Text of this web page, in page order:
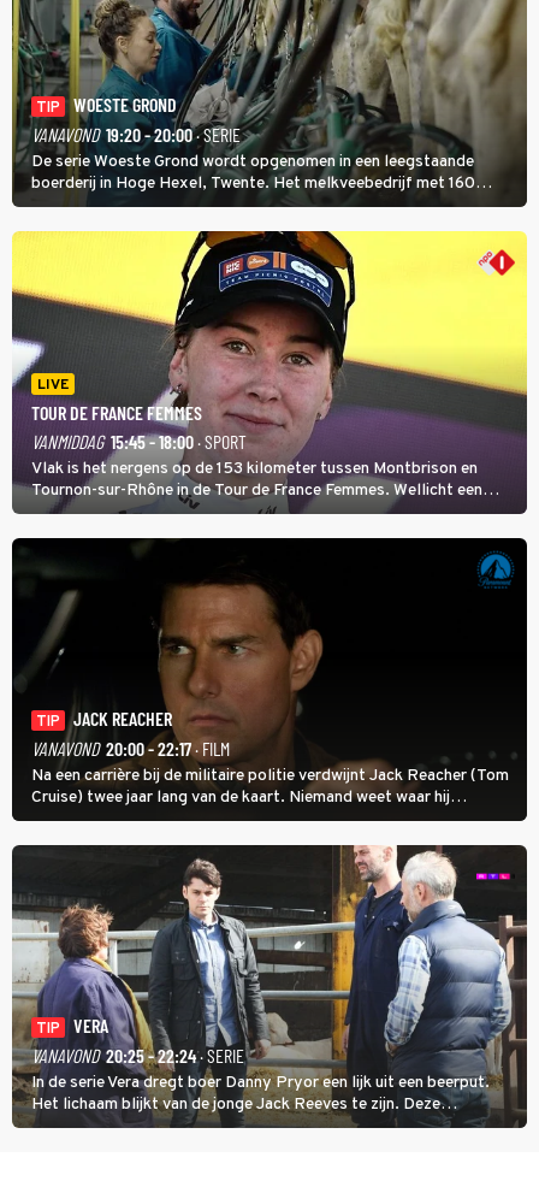
TIP
WOESTE GROND
VANAVOND 19:20 - 20:00· SERIE
De serie Woeste Grond wordt opgenomen in een leegstaande
boerderij in Hoge Hexel, Twente. Het melkveebedrijf met 160
koeien moest sluiten, omdat het dicht bij een Natura 2000-gebied
ligt. In de serie heerst er een gevaarlijke veeziekte.
LIVE
TOUR DE FRANCE FEMMES
VANMIDDAG 15:45 - 18:00· SPORT
Vlak is het nergens op de 153 kilometer tussen Montbrison en
Tournon-sur-Rhône in de Tour de France Femmes. Wellicht een
kans voor Nienke Vinke, die vorig jaar de witte trui won.
TIP
JACK REACHER
VANAVOND 20:00 - 22:17· FILM
Na een carrière bij de militaire politie verdwijnt Jack Reacher (Tom
Cruise) twee jaar lang van de kaart. Niemand weet waar hij
uithangt, totdat moordverdachte James Barr naar hem vraagt.
TIP
VERA
VANAVOND 20:25 - 22:24· SERIE
In de serie Vera dregt boer Danny Pryor een lijk uit een beerput.
Het lichaam blijkt van de jonge Jack Reeves te zijn. Deze
homoseksuele woonwagenbewoner had gebroken met zijn familie